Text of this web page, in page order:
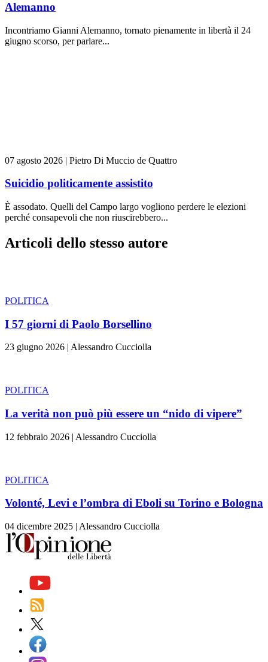
Alemanno
Incontriamo Gianni Alemanno, tornato pienamente in libertà il 24
giugno scorso, per parlare...
07 agosto 2026 | Pietro Di Muccio de Quattro
Suicidio politicamente assistito
È assodato. Quelli del Campo largo vogliono perdere le elezioni
perché consapevoli che non riuscirebbero...
Articoli dello stesso autore
POLITICA
I 57 giorni di Paolo Borsellino
23 giugno 2026 | Alessandro Cucciolla
POLITICA
La verità non può più essere un “nido di vipere”
12 febbraio 2026 | Alessandro Cucciolla
POLITICA
Volonté, Levi e l’ombra di Eboli su Torino e Bologna
04 dicembre 2025 | Alessandro Cucciolla